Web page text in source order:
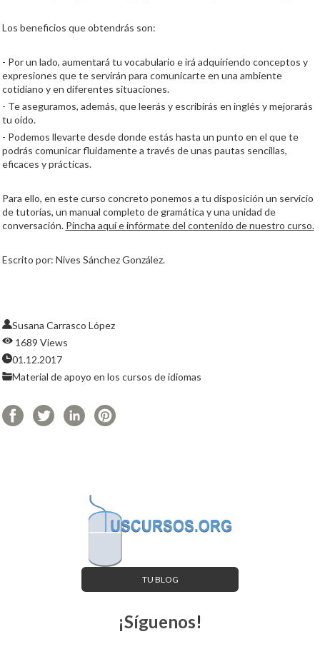
Los beneficios que obtendrás son:
- Por un lado, aumentará tu vocabulario e irá adquiriendo conceptos y
expresiones que te servirán para comunicarte en una ambiente
cotidiano y en diferentes situaciones.
- Te aseguramos, además, que leerás y escribirás en inglés y mejorarás
tu oído.
- Podemos llevarte desde donde estás hasta un punto en el que te
podrás comunicar fluidamente a través de unas pautas sencillas,
eficaces y prácticas.
Para ello, en este curso concreto ponemos a tu disposición un servicio
de tutorías, un manual completo de gramática y una unidad de
conversación. Pincha aquí e infórmate del contenido de nuestro curso.
Escrito por: Nives Sánchez González.
Susana Carrasco López
1689 Views
01.12.2017
Material de apoyo en los cursos de idiomas
TU BLOG
¡Síguenos!